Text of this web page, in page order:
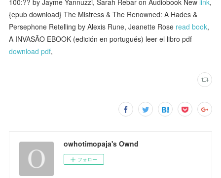
{epub download} The Mistress & The Renowned: A Hades &
Persephone Retelling by Alexis Rune, Jeanette Rose read book,
A INVASÃO EBOOK (edición en portugués) leer el libro pdf
download pdf,
owhotimopaja's Ownd
フォロー